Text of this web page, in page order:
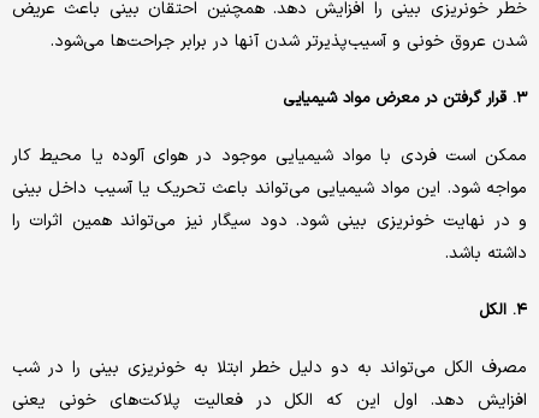
خطر خونریزی بینی را افزایش دهد. همچنین احتقان بینی باعث عریض
شدن عروق خونی و آسیب‌پذیرتر شدن آنها در برابر جراحت‌ها می‌شود.
۳. قرار گرفتن در معرض مواد شیمیایی
ممکن است فردی با مواد شیمیایی موجود در هوای آلوده یا محیط کار
مواجه شود. این مواد شیمیایی می‌تواند باعث تحریک یا آسیب داخل بینی
و در نهایت خونریزی بینی شود. دود سیگار نیز می‌تواند همین اثرات را
داشته باشد.
۴. الکل
مصرف الکل می‌تواند به دو دلیل خطر ابتلا به خونریزی بینی را در شب
افزایش دهد. اول این که الکل در فعالیت پلاکت‌های خونی یعنی